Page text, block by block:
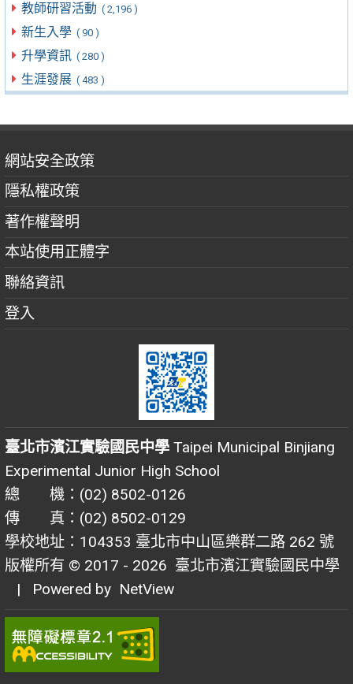
教師研習活動 ( 2,196 )
新生入學 ( 90 )
升學資訊 ( 280 )
生涯發展 ( 483 )
網站安全政策
隱私權政策
著作權聲明
本站使用正體字
聯絡資訊
登入
臺北市濱江實驗國民中學 Taipei Municipal Binjiang
Experimental Junior High School
總 機：(02) 8502-0126
傳 真：(02) 8502-0129
學校地址：104353 臺北市中山區樂群二路 262 號
版權所有 © 2017 - 2026 臺北市濱江實驗國民中學
| Powered by NetView